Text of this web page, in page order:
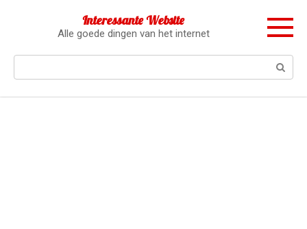
Interessante Website
Alle goede dingen van het internet